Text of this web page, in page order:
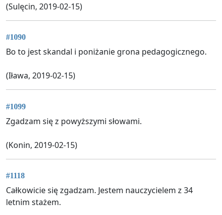
(Sulęcin, 2019-02-15)
#1090
Bo to jest skandal i poniżanie grona pedagogicznego.
(Iława, 2019-02-15)
#1099
Zgadzam się z powyższymi słowami.
(Konin, 2019-02-15)
#1118
Całkowicie się zgadzam. Jestem nauczycielem z 34
letnim stażem.